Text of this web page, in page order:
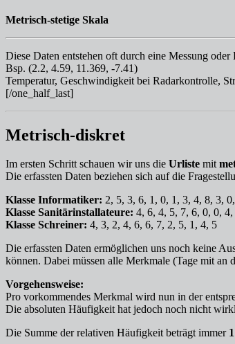
Metrisch-stetige Skala
Diese Daten entstehen oft durch eine Messung oder
Bsp. (2.2, 4.59, 11.369, -7.41)
Temperatur, Geschwindigkeit bei Radarkontrolle,
[/one_half_last]
Metrisch-diskret
Im ersten Schritt schauen wir uns die Urliste mit
Die erfassten Daten beziehen sich auf die
Klasse Informatiker: 2, 5, 3, 6, 1, 0, 1, 3, 4, 8, 3,
Klasse Sanitärinstallateure: 4, 6, 4, 5, 7, 6, 0, 0,
Klasse Schreiner: 4, 3, 2, 4, 6, 6, 7, 2, 5, 1, 4, 5
Die erfassten Daten ermöglichen uns noch keine
können. Dabei müssen alle Merkmale (Tage mit
Vorgehensweise:
Pro vorkommendes Merkmal wird nun in der
Die absoluten Häufigkeit hat jedoch noch nicht
Die Summe der relativen Häufigkeit beträgt immer 1